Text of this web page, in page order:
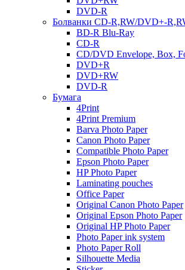
DVD-R
Болванки CD-R,RW/DVD+-
BD-R Blu-Ray
CD-R
CD/DVD Envelope, Box,
DVD+R
DVD+RW
DVD-R
Бумага
4Print
4Print Premium
Barva Photo Paper
Canon Photo Paper
Compatible Photo Paper
Epson Photo Paper
HP Photo Paper
Laminating pouches
Office Paper
Original Canon Photo Paper
Original Epson Photo Paper
Original HP Photo Paper
Photo Paper ink system
Photo Paper Roll
Silhouette Media